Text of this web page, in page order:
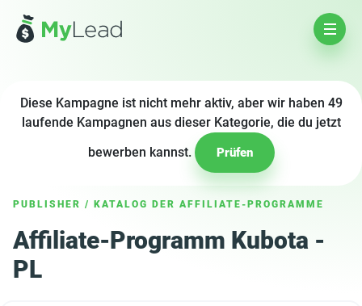
Diese Kampagne ist nicht mehr aktiv, aber wir haben 49
laufende Kampagnen aus dieser Kategorie, die du jetzt
bewerben kannst.
Prüfen
PUBLISHER / KATALOG DER AFFILIATE-PROGRAMME
Affiliate-Programm Kubota -
PL